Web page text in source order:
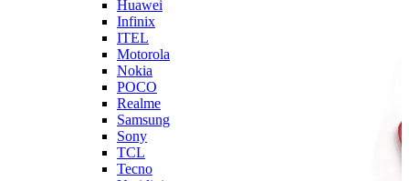
Huawei
Infinix
ITEL
Motorola
Nokia
POCO
Realme
Samsung
Sony
TCL
Tecno